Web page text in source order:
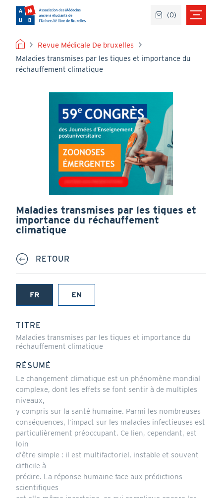
contenu
principal
FIL
D'ARIANE
Revue Médicale De bruxelles
Maladies transmises par les tiques et importance du
réchauffement climatique
Maladies transmises par les tiques et
importance du réchauffement
climatique
RETOUR
FR
(onglet
EN
TITRE
Maladies transmises par les tiques et importance du
réchauffement climatique
RÉSUMÉ
Le changement climatique est un phénomène mondial
complexe, dont les effets se font sentir à de multiples
niveaux,
y compris sur la santé humaine. Parmi les nombreuses
conséquences, l’impact sur les maladies infectieuses est
particulièrement préoccupant. Ce lien, cependant, est
loin
d’être simple : il est multifactoriel, instable et souvent
difficile à
prédire. La réponse humaine face aux prédictions
scientifiques
(0)